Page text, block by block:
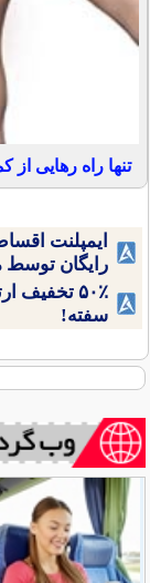
تنها راه رهایی
ایمپلنت
رایگان
۵۰٪
سفته!